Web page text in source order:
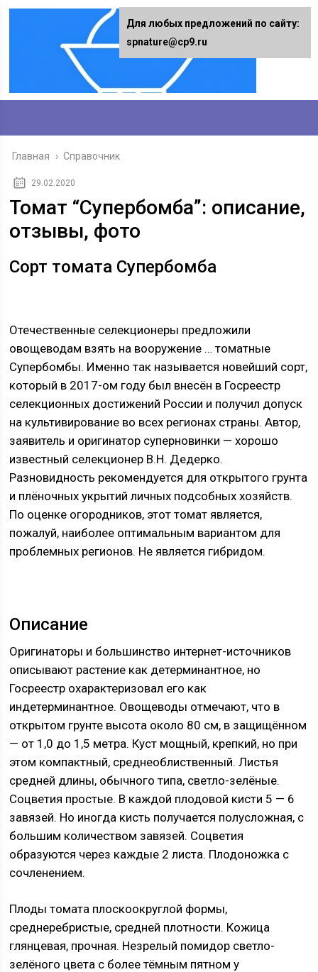
Главная › Справочник
29.02.2020
Томат “Супербомба”: описание,
отзывы, фото
Сорт томата Супербомба
Отечественные селекционеры предложили
овощеводам взять на вооружение … томатные
Супербомбы. Именно так называется новейший сорт,
который в 2017-ом году был внесён в Госреестр
селекционных достижений России и получил допуск
на культивирование во всех регионах страны. Автор,
заявитель и оригинатор суперновинки — хорошо
известный селекционер В.Н. Дедерко.
Разновидность рекомендуется для открытого грунта
и плёночных укрытий личных подсобных хозяйств.
По оценке огородников, этот томат является,
пожалуй, наиболее оптимальным вариантом для
проблемных регионов. Не является гибридом.
Описание
Оригинаторы и большинство интернет-источников
описывают растение как детерминантное, но
Госреестр охарактеризовал его как
индетерминантное. Овощеводы отмечают, что в
открытом грунте высота около 80 см, в защищённом
— от 1,0 до 1,5 метра. Куст мощный, крепкий, но при
этом компактный, среднеоблиственный. Листья
средней длины, обычного типа, светло-зелёные.
Соцветия простые. В каждой плодовой кисти 5 — 6
завязей. Но иногда кисть получается полусложная, с
большим количеством завязей. Соцветия
образуются через каждые 2 листа. Плодоножка с
сочленением.
Плоды томата плоскоокруглой формы,
среднеребристые, средней плотности. Кожица
глянцевая, прочная. Незрелый помидор светло-
зелёного цвета с более тёмным пятном у
Для любых предложений по сайту:
spnature@cp9.ru